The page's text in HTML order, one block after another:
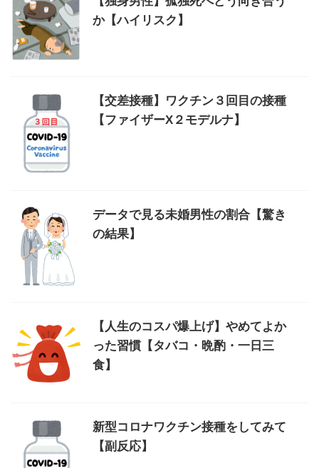
か【ハイリスク】
【交差接種】ワクチン３回目の接種
【ファイザーX２モデルナ】
データで見る未婚男性の割合【驚き
の結果】
【人生のコスパ爆上げ】やめてよか
った習慣【タバコ・晩酌・一日三
食】
新型コロナワクチン接種をしてみて
【副反応】